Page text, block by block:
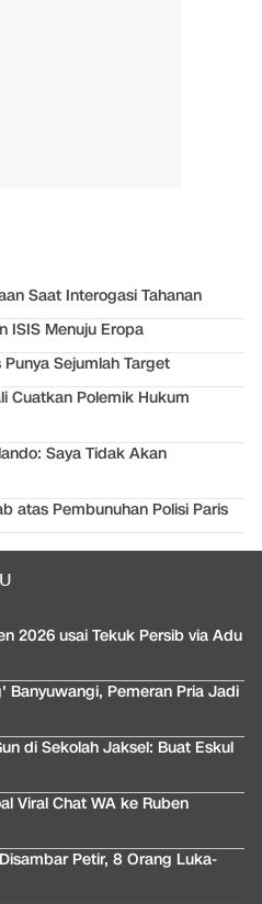
Saat Interogasi Tahanan
ISIS Menuju Eropa
Sejumlah Target
Cuatkan Polemik Hukum
Saya Tidak Akan
atas Pembunuhan Polisi Paris
2026 usai Tekuk Persib via Adu
Banyuwangi, Pemeran Pria Jadi
di Sekolah Jaksel: Buat Eskul
Viral Chat WA ke Ruben
Petir, 8 Orang Luka-